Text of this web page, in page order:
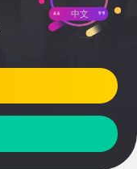
中文